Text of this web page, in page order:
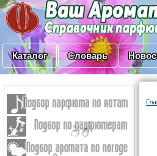
Каталог Словарь